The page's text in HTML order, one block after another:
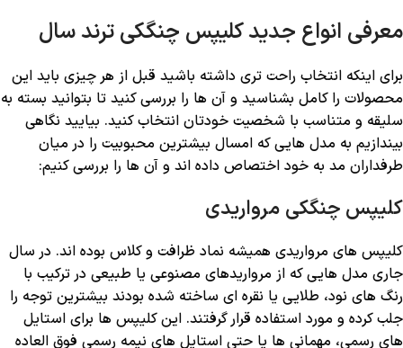
معرفی انواع جدید کلیپس چنگکی ترند سال
برای اینکه انتخاب راحت ‌تری داشته باشید قبل از هر چیزی باید این
محصولات را کامل بشناسید و آن ها را بررسی کنید تا بتوانید بسته به
سلیقه و متناسب با شخصیت خودتان انتخاب کنید. بیایید نگاهی
بیندازیم به مدل ‌هایی که امسال بیشترین محبوبیت را در میان
طرفداران مد به خود اختصاص داده‌ اند و آن ها را بررسی کنیم:
کلیپس چنگکی مرواریدی
کلیپس‌ های مرواریدی همیشه نماد ظرافت و کلاس بوده ‌اند. در سال
جاری مدل‌ هایی که از مرواریدهای مصنوعی یا طبیعی در ترکیب با
رنگ ‌های نود، طلایی یا نقره‌ ای ساخته شده بودند بیشترین توجه را
جلب کرده‌ و مورد استفاده قرار گرفتند. این کلیپس‌ ها برای استایل
‌های رسمی، مهمانی ‌ها یا حتی استایل ‌های نیمه ‌رسمی فوق ‌العاده‌